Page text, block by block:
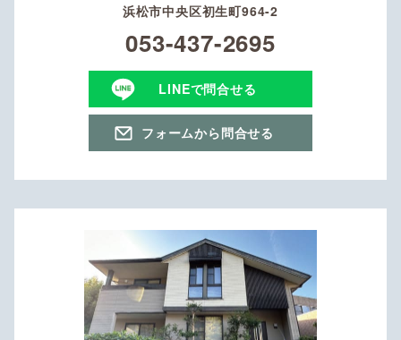
浜松市中央区初生町964-2
053-437-2695
LINEで問合せる
フォームから問合せる